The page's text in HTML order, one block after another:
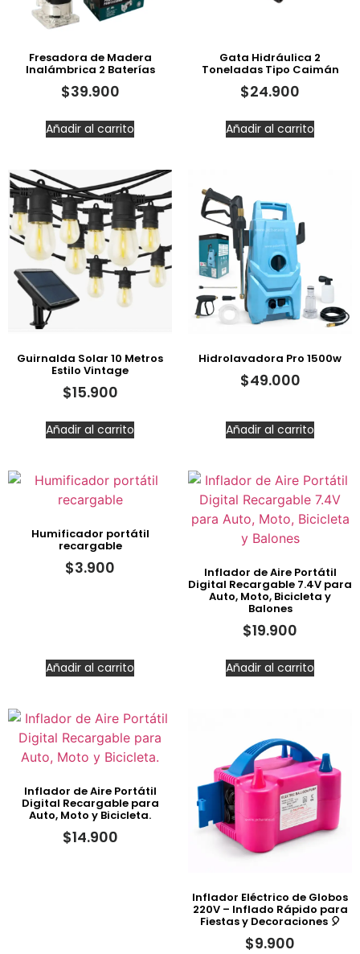
Fresadora de Madera
Inalámbrica 2 Baterías
$39.900
Añadir al carrito
Gata Hidráulica 2
Toneladas Tipo Caimán
$24.900
Añadir al carrito
Guirnalda Solar 10 Metros
Estilo Vintage
$15.900
Añadir al carrito
Hidrolavadora Pro 1500w
$49.000
Añadir al carrito
Humificador portátil
recargable
$3.900
Añadir al carrito
Inflador de Aire Portátil
Digital Recargable 7.4V para
Auto, Moto, Bicicleta y
Balones
$19.900
Añadir al carrito
Inflador de Aire Portátil
Digital Recargable para
Auto, Moto y Bicicleta.
$14.900
Inflador Eléctrico de Globos
220V – Inflado Rápido para
Fiestas y Decoraciones 🎈
$9.900